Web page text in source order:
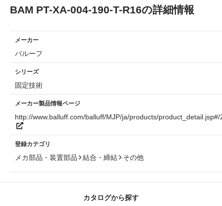
BAM PT-XA-004-190-T-R16の詳細情報
メーカー
バルーフ
シリーズ
固定技術
メーカー製品情報ページ
http://www.balluff.com/balluff/MJP/ja/products/
登録カテゴリ
メカ部品・装置部品 結合・締結 その他
カタログから探す